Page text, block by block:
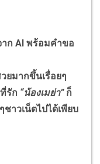
ก AI พร้อมคำขอ
มากขึ้นเรื่อยๆ
รัก “น้องเมย่า”ก็
าวเน็ตไปได้เพียบ